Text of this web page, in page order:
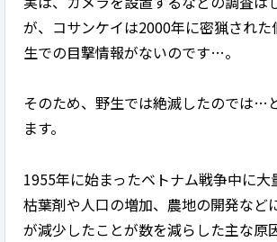
が、コサンケイは2000年に密猟され
生での目撃情報がないのです…。
そのため、野生では絶滅したのでは…
ます。
1955年に始まったベトナム戦争中に大
枯葉剤や人口の増加、農地の開発など
が減少したことが数を減らした主な原